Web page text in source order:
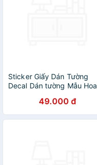
Sticker Giấy Dán Tường
Decal Dán tường Mẫu Hoa
49.000 đ